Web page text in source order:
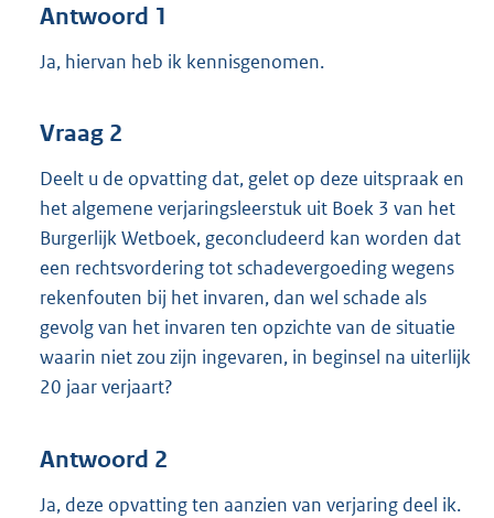
Antwoord 1
Ja, hiervan heb ik kennisgenomen.
Vraag 2
Deelt u de opvatting dat, gelet op deze uitspraak en
het algemene verjaringsleerstuk uit Boek 3 van het
Burgerlijk Wetboek, geconcludeerd kan worden dat
een rechtsvordering tot schadevergoeding wegens
rekenfouten bij het invaren, dan wel schade als
gevolg van het invaren ten opzichte van de situatie
waarin niet zou zijn ingevaren, in beginsel na uiterlijk
20 jaar verjaart?
Antwoord 2
Ja, deze opvatting ten aanzien van verjaring deel ik.